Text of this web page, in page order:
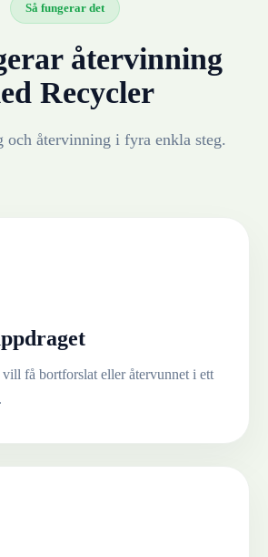
Så fungerar det
återvinning
Recycler
och återvinning i fyra enkla steg.
få bortforslat eller återvunnet i ett